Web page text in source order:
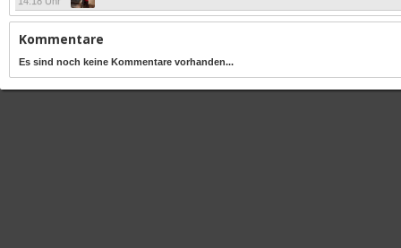
Kommentare
Es sind noch keine Kommentare vorhanden...